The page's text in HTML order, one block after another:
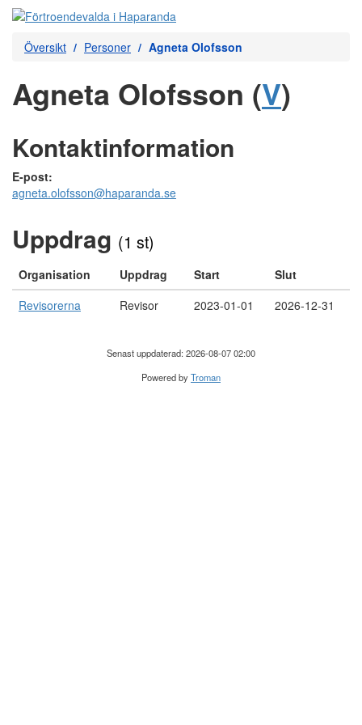
Översikt Personer Agneta Olofsson
Agneta Olofsson (V)
Kontaktinformation
E-post:
agneta.olofsson@haparanda.se
Uppdrag (1 st)
Organisation Uppdrag Start
Slut
Revisorerna
Revisor 2023-01-01 2026-12-31
Senast uppdaterad: 2026-08-07 02:00
Powered byTroman